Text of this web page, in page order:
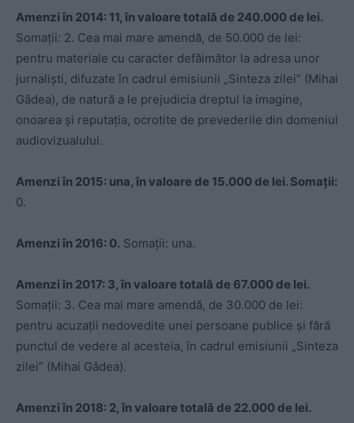
Amenzi în 2014: 11, în valoare totală de 240.000 de lei.
Somații: 2. Cea mai mare amendă, de 50.000 de lei:
pentru materiale cu caracter defăimător la adresa unor
jurnaliști, difuzate în cadrul emisiunii „Sinteza zilei” (Mihai
Gâdea), de natură a le prejudicia dreptul la imagine,
onoarea și reputația, ocrotite de prevederile din domeniul
audiovizualului.
Amenzi în 2015: una, în valoare de 15.000 de lei. Somații:
0.
Amenzi în 2016: 0. Somații: una.
Amenzi în 2017: 3, în valoare totală de 67.000 de lei.
Somații: 3. Cea mai mare amendă, de 30.000 de lei:
pentru acuzații nedovedite unei persoane publice și fără
punctul de vedere al acesteia, în cadrul emisiunii „Sinteza
zilei” (Mihai Gâdea).
Amenzi în 2018: 2, în valoare totală de 22.000 de lei.